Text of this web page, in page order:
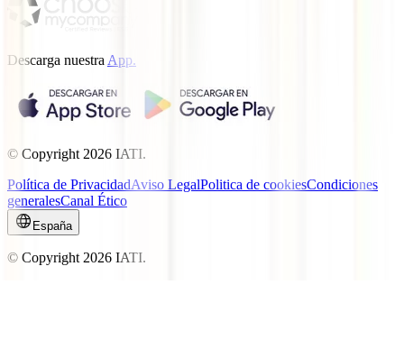
Descarga nuestraApp.
© Copyright2026 IATI.
Política de PrivacidadAviso LegalPolitica de cookiesCondiciones
generalesCanal Ético
España
© Copyright2026 IATI.